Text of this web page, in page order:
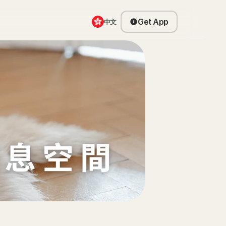
中文 Get App